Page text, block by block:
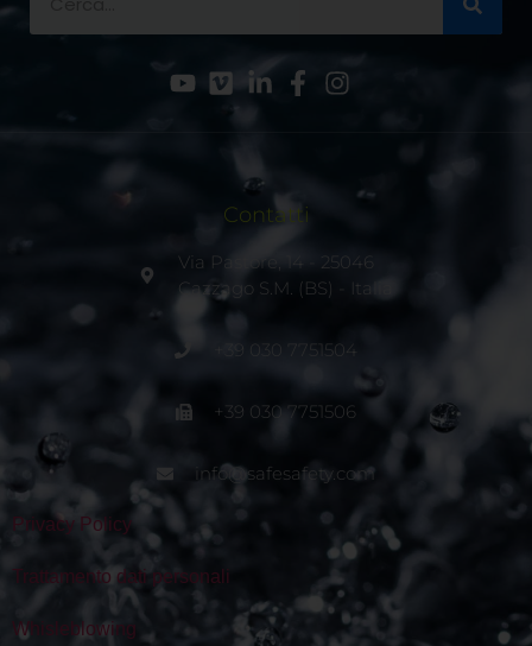
Contatti
Via Pastore, 14 - 25046
Cazzago S.M. (BS) - Italia
+39 030 7751504
+39 030 7751506
info@safesafety.com
Privacy Policy
Trattamento dati personali
Whisleblowing